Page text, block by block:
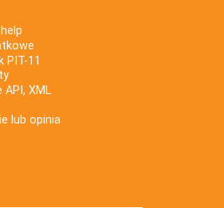
PIT-11
XML
lub opinia